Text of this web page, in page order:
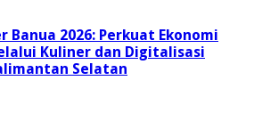
Banua 2026: Perkuat Ekonomi
Kuliner dan Digitalisasi
Selatan